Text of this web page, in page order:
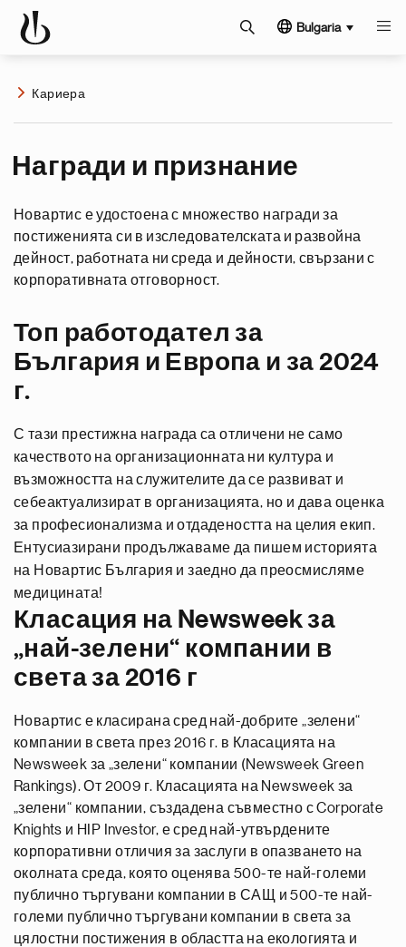
Bulgaria
Кариера
Награди и признание
Новартис е удостоена с множество награди за
постиженията си в изследователската и развойна
дейност, работната ни среда и дейности, свързани с
корпоративната отговорност.
Топ работодател за
България и Европа и за 2024
г.
С тази престижна награда са отличени не само
качеството на организационната ни култура и
възможността на служителите да се развиват и
себеактуализират в организацията, но и дава оценка
за професионализма и отдадеността на целия екип.
Ентусиазирани продължаваме да пишем историята
на Новартис България и заедно да преосмисляме
медицината!
Класация на Newsweek за
„най-зелени“ компании в
света за 2016 г
Новартис е класирана сред най-добрите „зелени“
компании в света през 2016 г. в Класацията на
Newsweek за „зелени“ компании (Newsweek Green
Rankings). От 2009 г. Класацията на Newsweek за
„зелени“ компании, създадена съвместно с Corporate
Knights и HIP Investor, е сред най-утвърдените
корпоративни отличия за заслуги в опазването на
околната среда, която оценява 500-те най-големи
публично търгувани компании в САЩ и 500-те най-
големи публично търгувани компании в света за
цялостни постижения в областта на екологията и